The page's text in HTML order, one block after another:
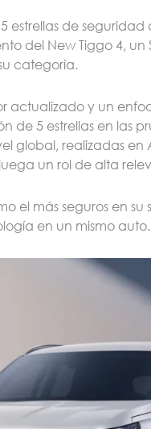
de seguridad
del New Tiggo 4,
categoría.
actualizado y un
de 5 estrellas en las
global, realizadas
un rol de alta
el más seguros en
en un mismo auto.